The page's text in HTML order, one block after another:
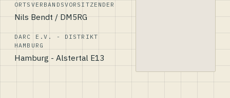
ORTSVERBANDSVORSITZENDER
Nils Bendt / DM5RG
DARC E.V. - DISTRIKT
HAMBURG
Hamburg - Alstertal E13